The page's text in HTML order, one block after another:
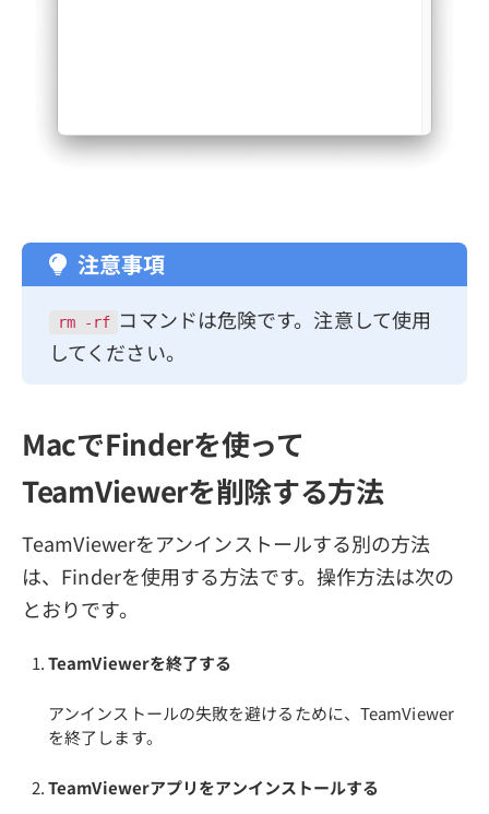
注意事項
rm -rf コマンドは危険です。注意して使用
してください。
MacでFinderを使って
TeamViewerを削除する方法
TeamViewerをアンインストールする別の方法
は、Finderを使用する方法です。操作方法は次の
とおりです。
TeamViewerを終了する
アンインストールの失敗を避けるために、TeamViewer
を終了します。
TeamViewerアプリをアンインストールする